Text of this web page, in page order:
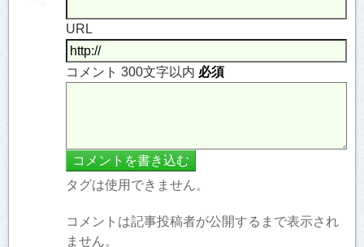
URL
コメント 300文字以内 必須
タグは使用できません。
コメントは記事投稿者が公開するまで表示され
ません。